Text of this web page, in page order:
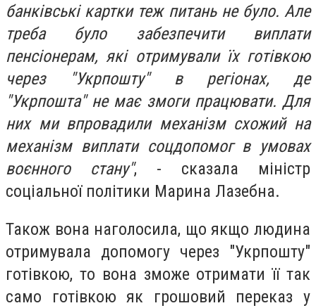
банківські картки теж питань не було. Але
треба було забезпечити виплати
пенсіонерам, які отримували їх готівкою
через "Укрпошту" в регіонах, де
"Укрпошта" не має змоги працювати. Для
них ми впровадили механізм схожий на
механізм виплати соцдопомог в умовах
воєнного стану", - сказала міністр
соціальної політики Марина Лазебна.
Також вона наголосила, що якщо людина
отримувала допомогу через "Укрпошту"
готівкою, то вона зможе отримати її так
само готівкою як грошовий переказ у